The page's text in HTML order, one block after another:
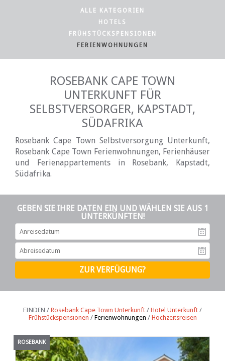
ALLE KATEGORIEN
HOTELS
FRÜHSTÜCKSPENSIONEN
FERIENWOHNUNGEN
ROSEBANK CAPE TOWN
UNTERKUNFT FÜR
SELBSTVERSORGER, KAPSTADT,
SÜDAFRIKA
Rosebank Cape Town Selbstversorgung Unterkunft,
Rosebank Cape Town Ferienwohnungen, Ferienhäuser
und Ferienappartements in Rosebank, Kapstadt,
Südafrika.
GEBEN SIE IHRE DATEN EIN UND WÄHLEN SIE AUS 1
UNTERKÜNFTEN!
FINDEN / Rosebank Cape Town Unterkunft / Hotel Unterkunft /
Frühstückspensionen / Ferienwohnungen / Hochzeitsreisen
ROSEBANK